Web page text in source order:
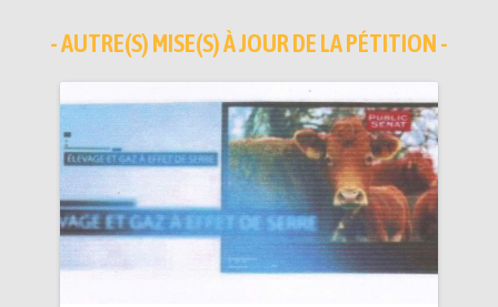
- AUTRE(S) MISE(S) À JOUR DE LA PÉTITION -